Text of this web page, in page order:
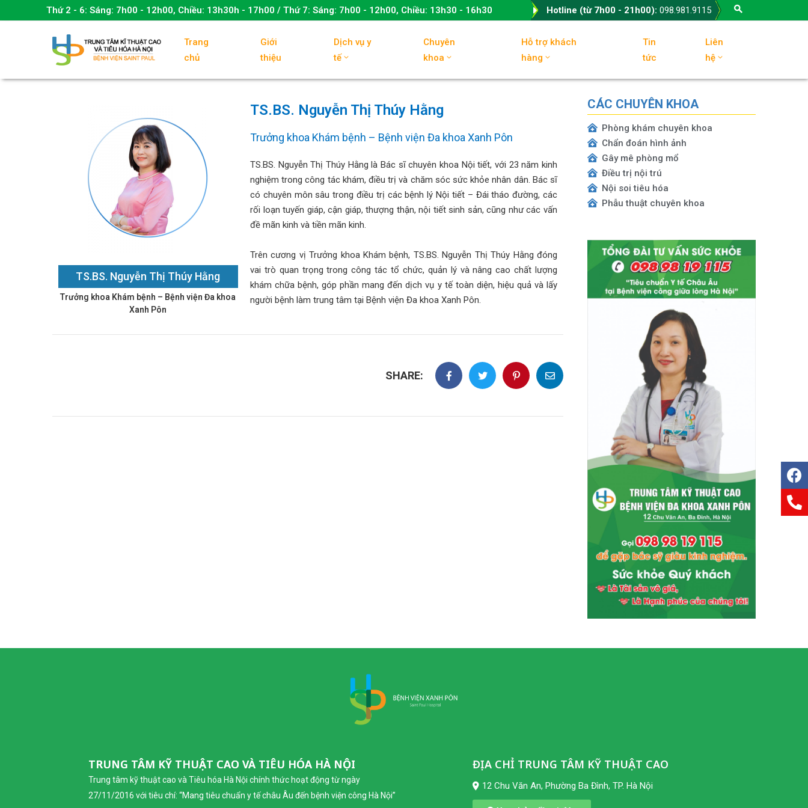
Thứ 2 - 6: Sáng: 7h00 - 12h00, Chiều: 13h30h - 17h00 / Thứ 7: Sáng: 7h00 - 12h00, Chiều: 13h30 - 16h30 Hotline (từ 7h00 - 21h00):098.981.9115
Trang
chủ
Giới
thiệu
Dịch vụ y
tế
Chuyên
khoa
Hỗ trợ khách
hàng
Tin
tức
Liên
hệ
TS.BS. Nguyễn Thị Thúy Hằng
Trưởng khoa Khám bệnh – Bệnh viện Đa khoa
Xanh Pôn
TS.BS. Nguyễn Thị Thúy Hằng
Trưởng khoa Khám bệnh – Bệnh viện Đa khoa Xanh Pôn
TS.BS. Nguyễn Thị Thúy Hằng là Bác sĩ chuyên khoa Nội tiết, với 23 năm kinh
nghiệm trong công tác khám, điều trị và chăm sóc sức khỏe nhân dân. Bác sĩ
có chuyên môn sâu trong điều trị các bệnh lý Nội tiết – Đái tháo đường, các
rối loạn tuyến giáp, cận giáp, thượng thận, nội tiết sinh sản, cũng như các vấn
đề mãn kinh và tiền mãn kinh.
Trên cương vị Trưởng khoa Khám bệnh, TS.BS. Nguyễn Thị Thúy Hằng đóng
vai trò quan trọng trong công tác tổ chức, quản lý và nâng cao chất lượng
khám chữa bệnh, góp phần mang đến dịch vụ y tế toàn diện, hiệu quả và lấy
người bệnh làm trung tâm tại Bệnh viện Đa khoa Xanh Pôn.
SHARE:
CÁC CHUYÊN KHOA
Phòng khám chuyên khoa
Chẩn đoán hình ảnh
Gây mê phòng mổ
Điều trị nội trú
Nội soi tiêu hóa
Phẫu thuật chuyên khoa
TRUNG TÂM KỸ THUẬT CAO VÀ TIÊU HÓA HÀ NỘI
Trung tâm kỹ thuật cao và Tiêu hóa Hà Nội chính thức hoạt động từ ngày
27/11/2016 với tiêu chí: “Mang tiêu chuẩn y tế châu Âu đến bệnh viện công Hà Nội”
ĐỊA CHỈ TRUNG TÂM KỸ THUẬT CAO
12 Chu Văn An, Phường Ba Đình, TP. Hà Nội